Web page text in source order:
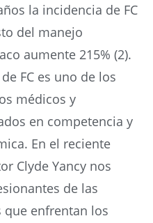
la incidencia de FC
del manejo
aumente 215% (2).
FC es uno de los
médicos y
en competencia y
En el reciente
Clyde Yancy nos
de las
que enfrentan los